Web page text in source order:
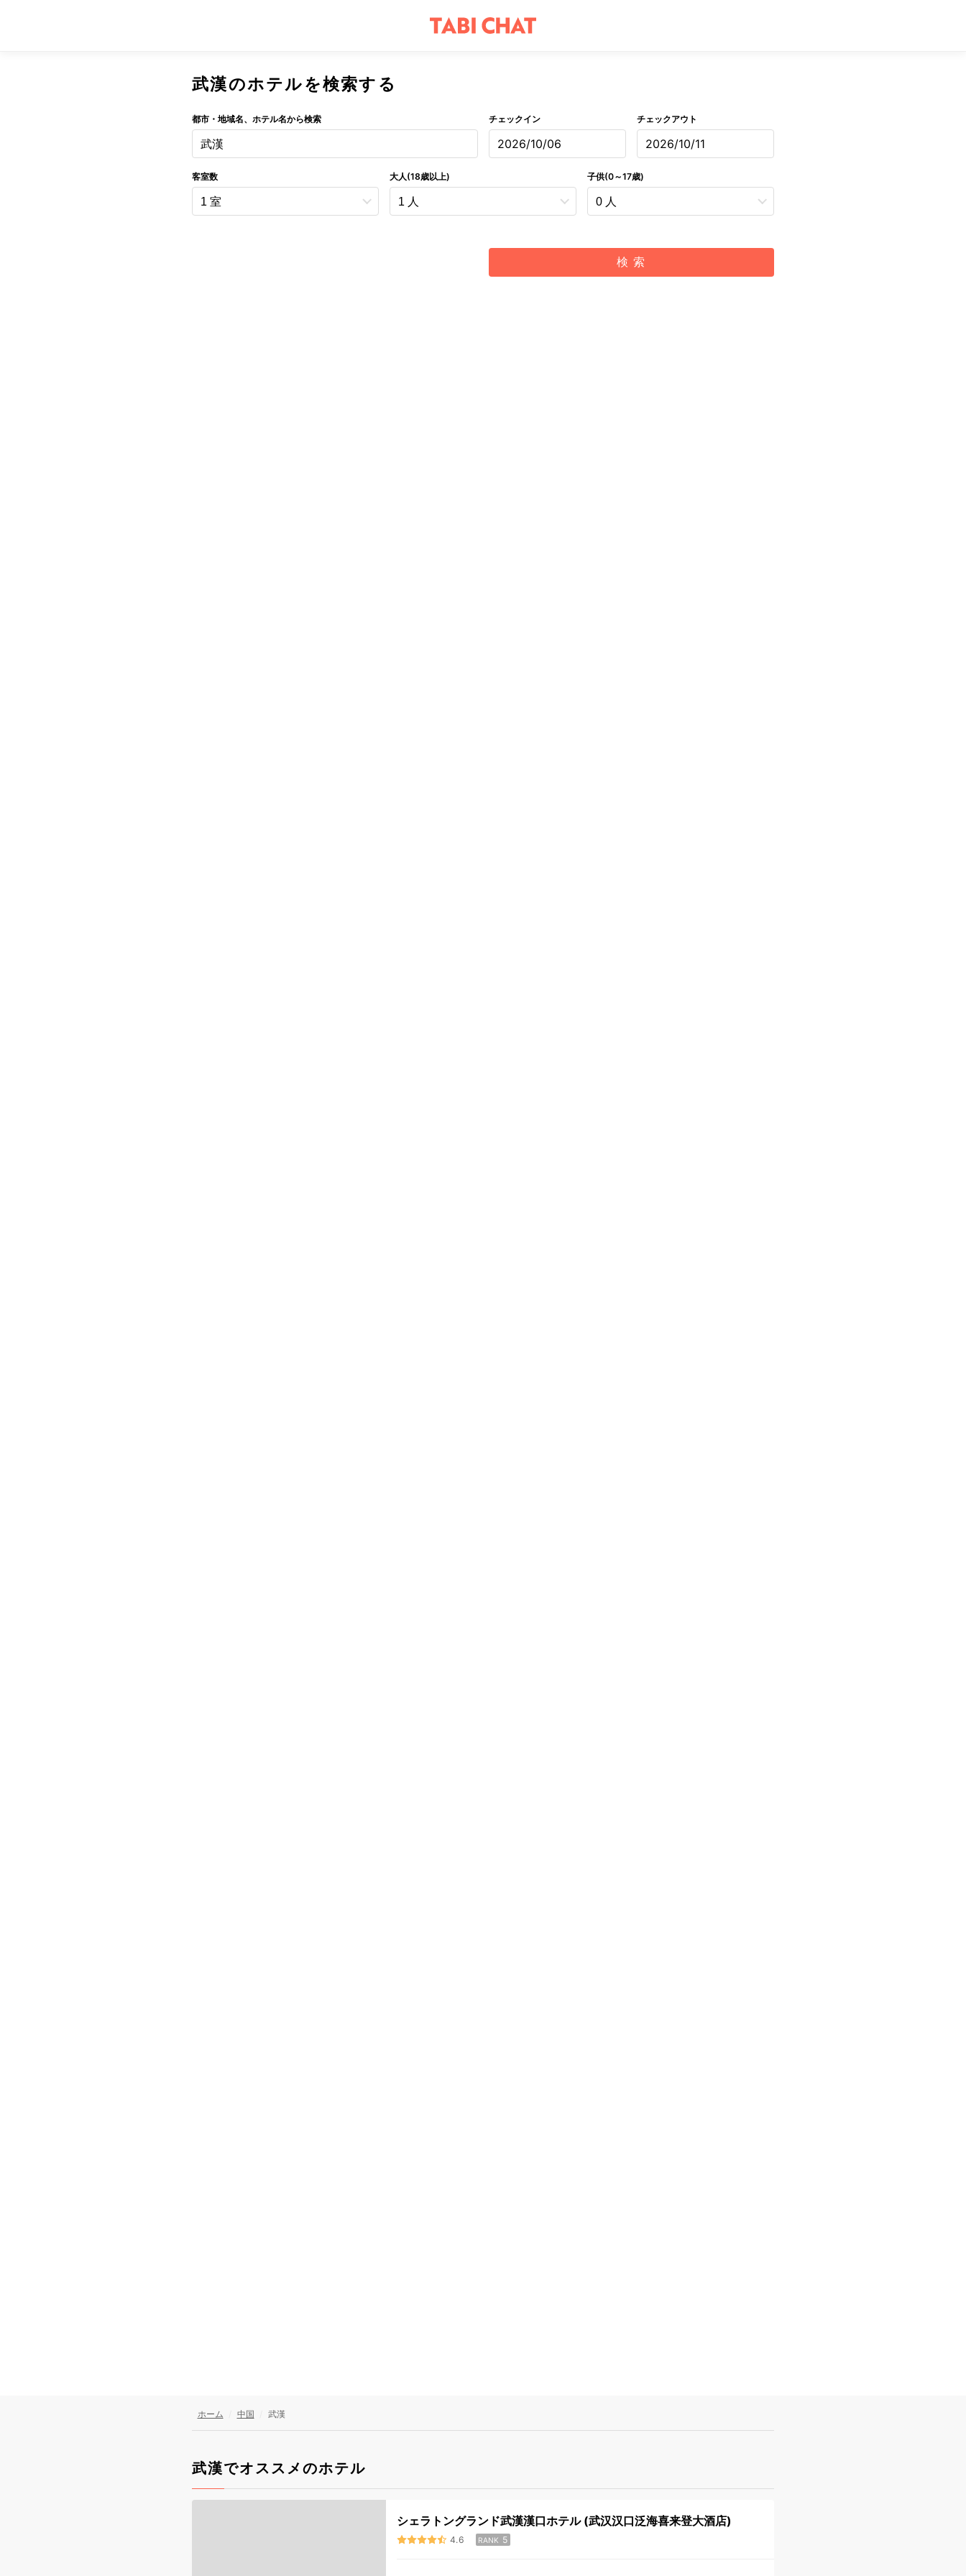
武漢のホテルを検索する
都市・地域名、ホテル名から検索
武漢
チェックイン
2026/10/06
チェックアウト
2026/10/11
客室数 大人(18歳以上) 子供(0～17歳)
検 索
ホーム 中国 武漢
武漢でオススメのホテル
シェラトングランド武漢漢口ホテル (武汉汉口泛海喜来登大酒店)
4.6 RANK 5